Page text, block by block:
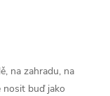
na zahradu, na
nosit buď jako